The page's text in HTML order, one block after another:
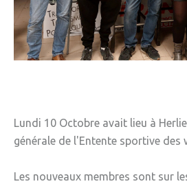
» Métropole Européenne de
VIE PRATIQUE
» Aide à la famille
» Commerces et artisans
» Démarches administratives
Lundi 10 Octobre avait lieu à
générale de l'Entente sportive des
Les nouveaux membres sont sur